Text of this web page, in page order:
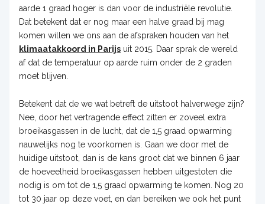
aarde 1 graad hoger is dan voor de industriële revolutie.
Dat betekent dat er nog maar een halve graad bij mag
komen willen we ons aan de afspraken houden van het
klimaatakkoord in Parijs uit 2015. Daar sprak de wereld
af dat de temperatuur op aarde ruim onder de 2 graden
moet blijven.
Betekent dat de we wat betreft de uitstoot halverwege zijn?
Nee, door het vertragende effect zitten er zoveel extra
broeikasgassen in de lucht, dat de 1,5 graad opwarming
nauwelijks nog te voorkomen is. Gaan we door met de
huidige uitstoot, dan is de kans groot dat we binnen 6 jaar
de hoeveelheid broeikasgassen hebben uitgestoten die
nodig is om tot de 1,5 graad opwarming te komen. Nog 20
tot 30 jaar op deze voet, en dan bereiken we ook het punt